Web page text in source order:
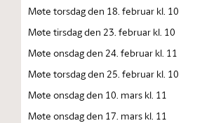
Møte torsdag den 18. februar kl. 10
Møte tirsdag den 23. februar kl. 10
Møte onsdag den 24. februar kl. 11
Møte torsdag den 25. februar kl. 10
Møte onsdag den 10. mars kl. 11
Møte onsdag den 17. mars kl. 11